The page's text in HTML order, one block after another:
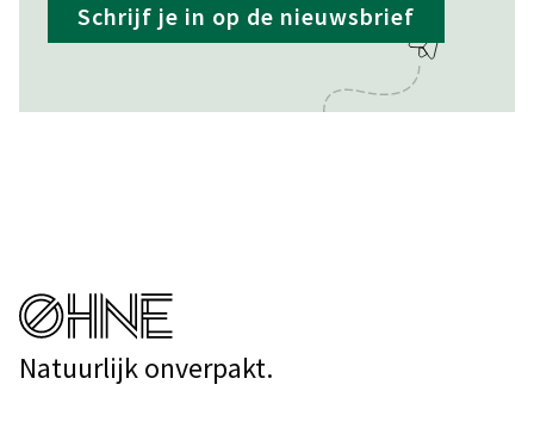
Schrijf je in op de nieuwsbrief
Natuurlijk onverpakt.